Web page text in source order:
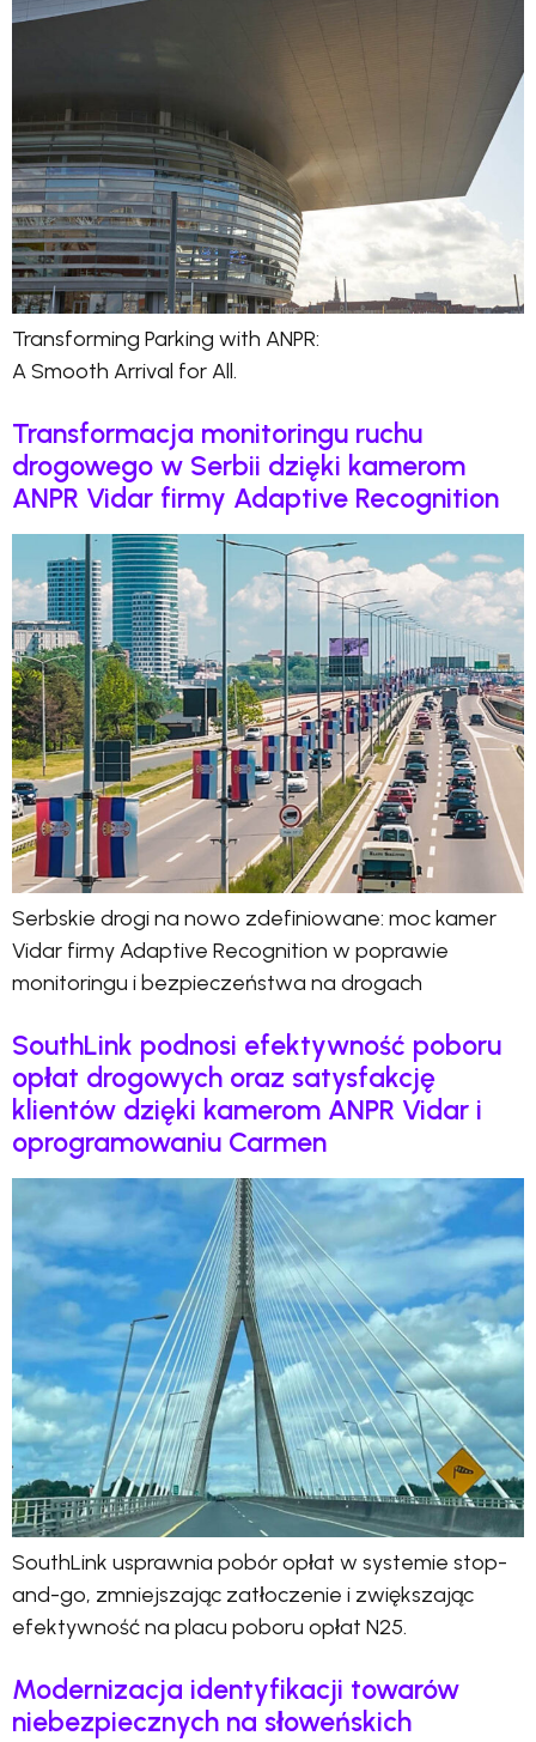
Transforming Parking with ANPR:
A Smooth Arrival for All.
Transformacja monitoringu ruchu
drogowego w Serbii dzięki kamerom
ANPR Vidar firmy Adaptive Recognition
Serbskie drogi na nowo zdefiniowane: moc kamer
Vidar firmy Adaptive Recognition w poprawie
monitoringu i bezpieczeństwa na drogach
SouthLink podnosi efektywność poboru
opłat drogowych oraz satysfakcję
klientów dzięki kamerom ANPR Vidar i
oprogramowaniu Carmen
SouthLink usprawnia pobór opłat w systemie stop-
and-go, zmniejszając zatłoczenie i zwiększając
efektywność na placu poboru opłat N25.
Modernizacja identyfikacji towarów
niebezpiecznych na słoweńskich